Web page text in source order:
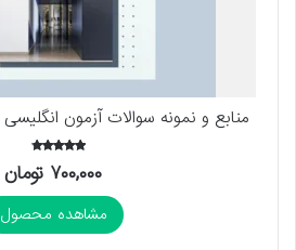
منابع و نمونه سوالات آزمون انگلیسی ARCHED میلان 2026
امتیاز
4.00
۷۰۰,۰۰۰ تومان
مشاهده محصول